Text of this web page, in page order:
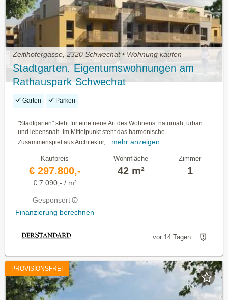
Zeitlhofergasse, 2320 Schwechat • Wohnung kaufen
Stadtgarten. Eigentumswohnungen am
Rathauspark Schwechat
Garten Parken
"Stadtgarten" steht für eine neue Art des Wohnens: naturnah, urban
und lebensnah. Im Mittelpunkt steht das harmonische
Zusammenspiel aus Architektur,...
mehr anzeigen
Kaufpreis
€ 297.800,-
€ 7.090,- / m²
Gesponsert
Finanzierung berechnen
Wohnfläche
42 m²
Zimmer
1
vor 14 Tagen
PROVISIONSFREI